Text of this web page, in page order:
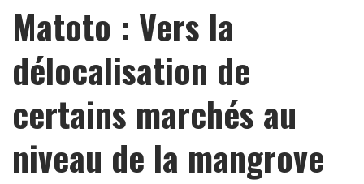
Matoto : Vers la
délocalisation de
certains marchés au
niveau de la mangrove